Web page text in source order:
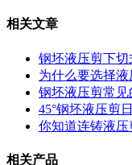
相关文章
钢坯液压剪下
为什么要选择液
钢坯液压剪常见
45°钢坯液压剪
你知道连铸液压
相关产品